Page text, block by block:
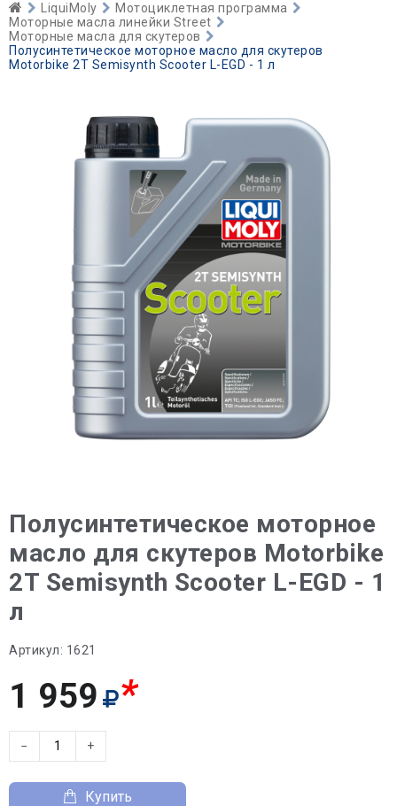
LiquiMoly
Мотоциклетная программа
Моторные масла линейки Street
Моторные масла для скутеров
Полусинтетическое моторное масло для скутеров
Motorbike 2T Semisynth Scooter L-EGD - 1 л
Полусинтетическое моторное
масло для скутеров Motorbike
2T Semisynth Scooter L-EGD - 1
л
Артикул: 1621
1 959 *
− +
Купить